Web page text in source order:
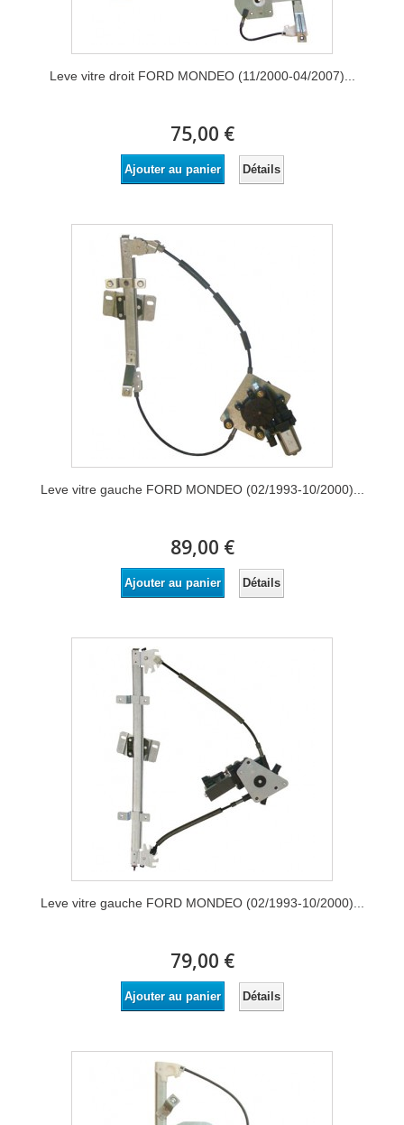
Leve vitre droit FORD MONDEO (11/2000-04/2007)...
75,00 €
Ajouter au panier Détails
Leve vitre gauche FORD MONDEO (02/1993-10/2000)...
89,00 €
Ajouter au panier Détails
Leve vitre gauche FORD MONDEO (02/1993-10/2000)...
79,00 €
Ajouter au panier Détails